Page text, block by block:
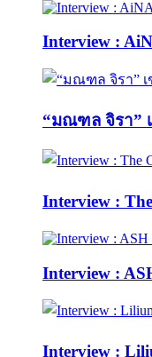
Interview :
“มณฑล จิรา”
Interview :
Interview :
Interview :